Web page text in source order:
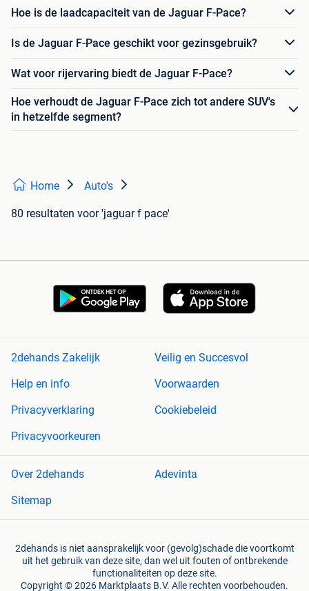
Hoe is de laadcapaciteit van de Jaguar F-Pace?
Is de Jaguar F-Pace geschikt voor gezinsgebruik?
Wat voor rijervaring biedt de Jaguar F-Pace?
Hoe verhoudt de Jaguar F-Pace zich tot andere SUV's
in hetzelfde segment?
Home Auto's
80 resultaten voor 'jaguar f pace'
2dehands Zakelijk
Veilig en Succesvol
Help en info
Voorwaarden
Privacyverklaring
Cookiebeleid
Privacyvoorkeuren
Over 2dehands
Adevinta
Sitemap
2dehands is niet aansprakelijk voor (gevolg)schade die voortkomt
uit het gebruik van deze site, dan wel uit fouten of ontbrekende
functionaliteiten op deze site.
Copyright © 2026 Marktplaats B.V. Alle rechten voorbehouden.